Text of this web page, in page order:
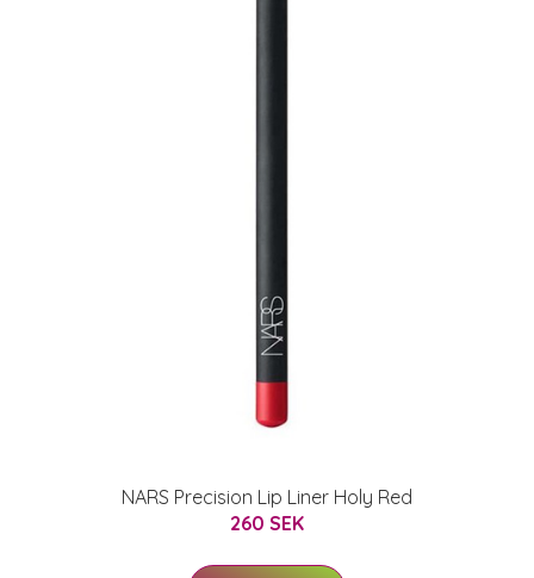
NARS Precision Lip Liner Holy Red
260 SEK